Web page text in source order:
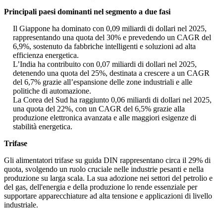
Principali paesi dominanti nel segmento a due fasi
Il Giappone ha dominato con 0,09 miliardi di dollari nel 2025,
rappresentando una quota del 30% e prevedendo un CAGR del
6,9%, sostenuto da fabbriche intelligenti e soluzioni ad alta
efficienza energetica.
L’India ha contribuito con 0,07 miliardi di dollari nel 2025,
detenendo una quota del 25%, destinata a crescere a un CAGR
del 6,7% grazie all’espansione delle zone industriali e alle
politiche di automazione.
La Corea del Sud ha raggiunto 0,06 miliardi di dollari nel 2025,
una quota del 22%, con un CAGR del 6,5% grazie alla
produzione elettronica avanzata e alle maggiori esigenze di
stabilità energetica.
Trifase
Gli alimentatori trifase su guida DIN rappresentano circa il 29% di
quota, svolgendo un ruolo cruciale nelle industrie pesanti e nella
produzione su larga scala. La sua adozione nei settori del petrolio e
del gas, dell'energia e della produzione lo rende essenziale per
supportare apparecchiature ad alta tensione e applicazioni di livello
industriale.